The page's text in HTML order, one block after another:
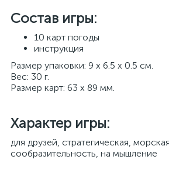
Состав игры:
10 карт погоды
инструкция
Размер упаковки: 9 х 6.5 х 0.5 см.
Вес: 30 г.
Размер карт: 63 x 89 мм.
Характер игры:
для друзей, стратегическая,
сообразительность, на мышление